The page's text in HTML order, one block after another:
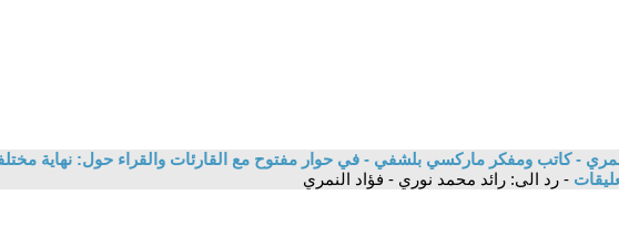
- كاتب ومفكر ماركسي بلشفي - في حوار مفتوح مع القارئات والقراء حول: نهاية
- رد الى: رائد محمد نوري - فؤاد النمري